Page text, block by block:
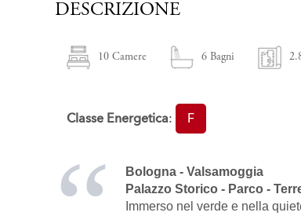
DESCRIZIONE
10 Camere 6 Bagni
Classe Energetica: F
Bologna - Valsamoggia
Palazzo Storico - Parco -
Immerso nel verde e nella